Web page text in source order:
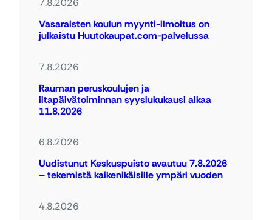
7.8.2026
Vasaraisten koulun myynti-ilmoitus on
julkaistu Huutokaupat.com-palvelussa
7.8.2026
Rauman peruskoulujen ja
iltapäivätoiminnan syyslukukausi alkaa
11.8.2026
6.8.2026
Uudistunut Keskuspuisto avautuu 7.8.2026
– tekemistä kaikenikäisille ympäri vuoden
4.8.2026